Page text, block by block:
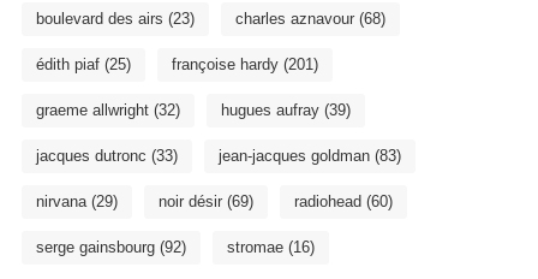
boulevard des airs (23) charles aznavour(68)
édith piaf(25) françoise hardy(201)
graeme allwright(32) hugues aufray(39)
jacques dutronc (33) jean-jacques goldman(83)
nirvana(29) noir désir(69) radiohead (60)
serge gainsbourg(92) stromae(16)